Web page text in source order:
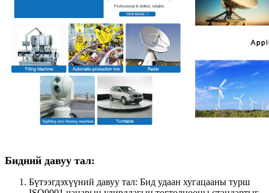
Бидний давуу тал:
Бүтээгдэхүүний давуу тал: Бид удаан хугацааны турш